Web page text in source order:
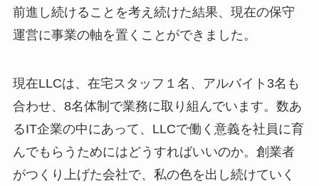
前進し続けることを考え続けた結果、現在の保守
運営に事業の軸を置くことができました。
現在LLCは、在宅スタッフ１名、アルバイト3名も
合わせ、8名体制で業務に取り組んでいます。数あ
るIT企業の中にあって、LLCで働く意義を社員に育
んでもらうためにはどうすればいいのか。創業者
がつくり上げた会社で、私の色を出し続けていく